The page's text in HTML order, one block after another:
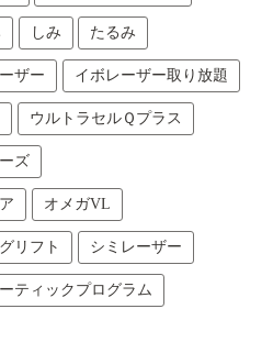
しみ たるみ
ザー イボレーザー取り放題
ウルトラセルＱプラス
ズ
オメガVL
リフト シミレーザー
ティックプログラム